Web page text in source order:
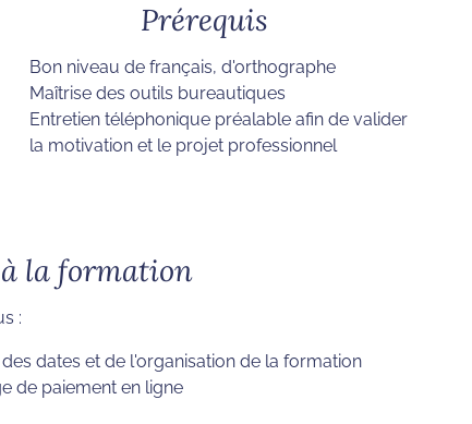
Prérequis
Bon niveau de français, d'orthographe
Maîtrise des outils bureautiques
Entretien téléphonique préalable afin de valider
la motivation et le projet professionnel
la formation
:
dates et de l'organisation de la formation
de paiement en ligne